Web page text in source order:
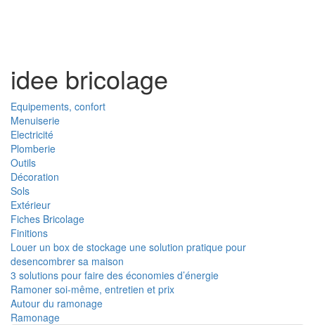
idee bricolage
Equipements, confort
Menuiserie
Electricité
Plomberie
Outils
Décoration
Sols
Extérieur
Fiches Bricolage
Finitions
Louer un box de stockage une solution pratique pour
desencombrer sa maison
3 solutions pour faire des économies d’énergie
Ramoner soi-même, entretien et prix
Autour du ramonage
Ramonage